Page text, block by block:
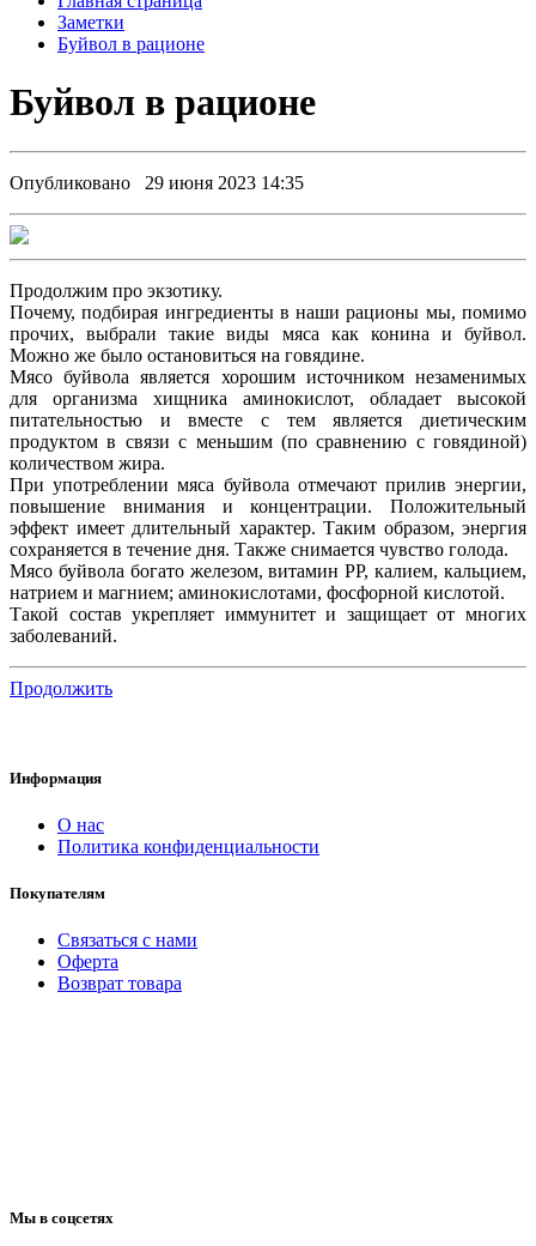
Заметки
Буйвол в рационе
Буйвол в рационе
Опубликовано 29 июня 2023 14:35
Продолжим про экзотику.
Почему, подбирая ингредиенты в наши рационы мы, помимо
прочих, выбрали такие виды мяса как конина и буйвол.
Можно же было остановиться на говядине.
Мясо буйвола является хорошим источником незаменимых
для организма хищника аминокислот, обладает высокой
питательностью и вместе с тем является диетическим
продуктом в связи с меньшим (по сравнению с говядиной)
количеством жира.
При употреблении мяса буйвола отмечают прилив энергии,
повышение внимания и концентрации. Положительный
эффект имеет длительный характер. Таким образом, энергия
сохраняется в течение дня. Также снимается чувство голода.
Мясо буйвола богато железом, витамин РР, калием, кальцием,
натрием и магнием; аминокислотами, фосфорной кислотой.
Такой состав укрепляет иммунитет и защищает от многих
заболеваний.
Продолжить
Информация
O нас
Политика конфиденциальности
Покупателям
Связаться с нами
Оферта
Возврат товара
Мы в соцсетях